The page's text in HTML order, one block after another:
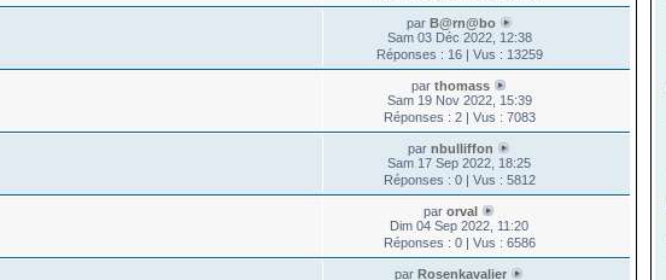
par B@rn@bo
Sam 03 Déc 2022, 12:38
Réponses : 16 | Vus : 13259
parthomass
Sam 19 Nov 2022, 15:39
Réponses : 2 | Vus : 7083
parnbulliffon
Sam 17 Sep 2022, 18:25
Réponses : 0 | Vus : 5812
parorval
Dim 04 Sep 2022, 11:20
Réponses : 0 | Vus : 6586
parRosenkavalier